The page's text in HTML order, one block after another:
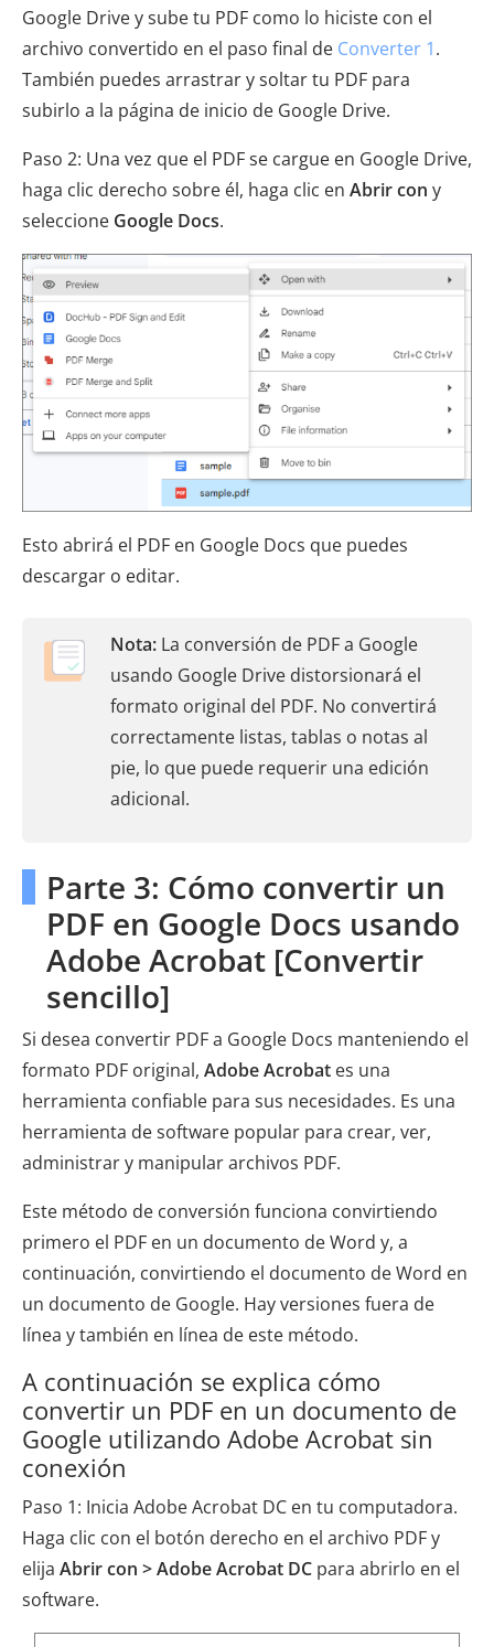
Google Drive y sube tu PDF como lo hiciste con el
archivo convertido en el paso final de Converter 1.
También puedes arrastrar y soltar tu PDF para
subirlo a la página de inicio de Google Drive.
Paso 2: Una vez que el PDF se cargue en Google Drive,
haga clic derecho sobre él, haga clic en Abrir con y
seleccione Google Docs.
Esto abrirá el PDF en Google Docs que puedes
descargar o editar.
Nota: La conversión de PDF a Google
usando Google Drive distorsionará el
formato original del PDF. No convertirá
correctamente listas, tablas o notas al
pie, lo que puede requerir una edición
adicional.
Parte 3: Cómo convertir un
PDF en Google Docs usando
Adobe Acrobat [Convertir
sencillo]
Si desea convertir PDF a Google Docs manteniendo el
formato PDF original, Adobe Acrobat es una
herramienta confiable para sus necesidades. Es una
herramienta de software popular para crear, ver,
administrar y manipular archivos PDF.
Este método de conversión funciona convirtiendo
primero el PDF en un documento de Word y, a
continuación, convirtiendo el documento de Word en
un documento de Google. Hay versiones fuera de
línea y también en línea de este método.
A continuación se explica cómo
convertir un PDF en un documento de
Google utilizando Adobe Acrobat sin
conexión
Paso 1: Inicia Adobe Acrobat DC en tu computadora.
Haga clic con el botón derecho en el archivo PDF y
elija Abrir con > Adobe Acrobat DC para abrirlo en el
software.